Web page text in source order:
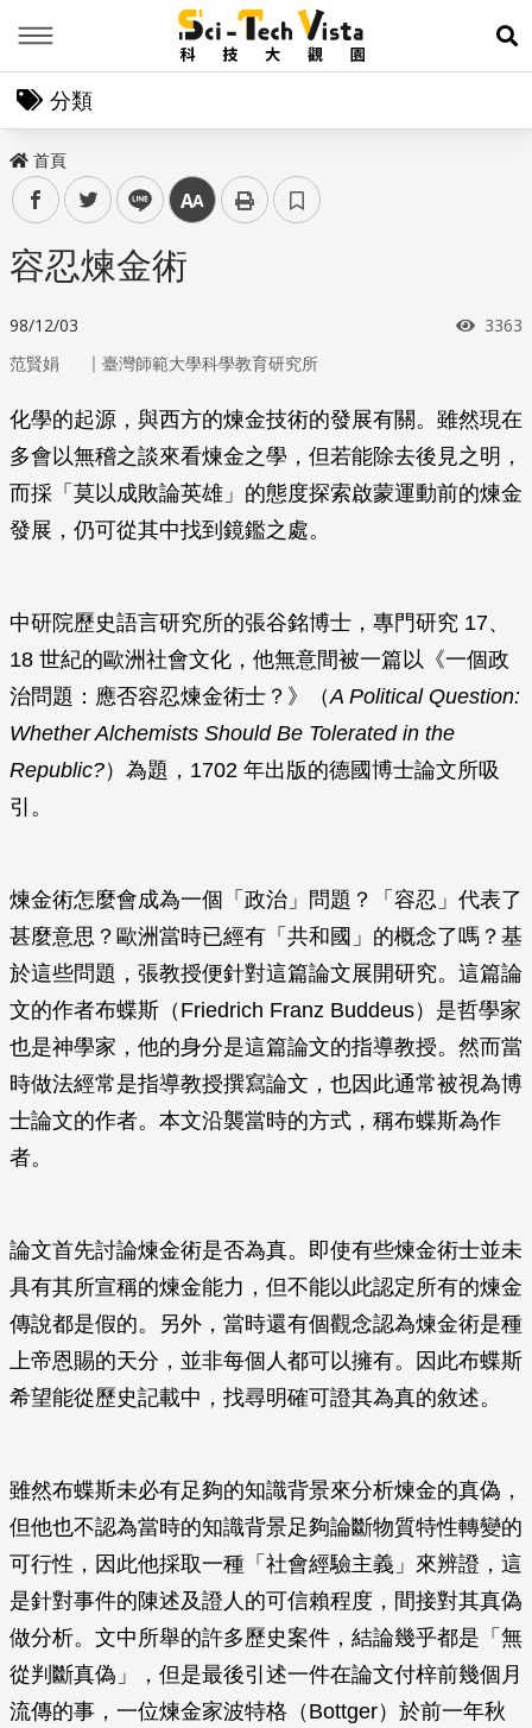
展
分類
首頁
facebooktwitter line 中
容忍煉金術
98/12/03 瀏覽
3363
范賢娟 ｜ 臺灣師範大學科學教育研究所
化學的起源，與西方的煉金技術的發展有關。雖然現在
多會以無稽之談來看煉金之學，但若能除去後見之明，
而採「莫以成敗論英雄」的態度探索啟蒙運動前的煉金
發展，仍可從其中找到鏡鑑之處。
中研院歷史語言研究所的張谷銘博士，專門研究 17、
18 世紀的歐洲社會文化，他無意間被一篇以《一個政
治問題：應否容忍煉金術士？》（A Political Question:
Whether Alchemists Should Be Tolerated in the
Republic?）為題，1702 年出版的德國博士論文所吸
引。
煉金術怎麼會成為一個「政治」問題？「容忍」代表了
甚麼意思？歐洲當時已經有「共和國」的概念了嗎？基
於這些問題，張教授便針對這篇論文展開研究。這篇論
文的作者布蝶斯（Friedrich Franz Buddeus）是哲學家
也是神學家，他的身分是這篇論文的指導教授。然而當
時做法經常是指導教授撰寫論文，也因此通常被視為博
士論文的作者。本文沿襲當時的方式，稱布蝶斯為作
者。
論文首先討論煉金術是否為真。即使有些煉金術士並未
具有其所宣稱的煉金能力，但不能以此認定所有的煉金
傳說都是假的。另外，當時還有個觀念認為煉金術是種
上帝恩賜的天分，並非每個人都可以擁有。因此布蝶斯
希望能從歷史記載中，找尋明確可證其為真的敘述。
雖然布蝶斯未必有足夠的知識背景來分析煉金的真偽，
但他也不認為當時的知識背景足夠論斷物質特性轉變的
可行性，因此他採取一種「社會經驗主義」來辨證，這
是針對事件的陳述及證人的可信賴程度，間接對其真偽
做分析。文中所舉的許多歷史案件，結論幾乎都是「無
從判斷真偽」，但是最後引述一件在論文付梓前幾個月
流傳的事，一位煉金家波特格（Bottger）於前一年秋